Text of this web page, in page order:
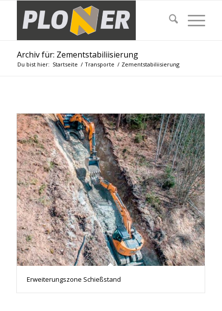
Archiv für: Zementstabiliisierung
Du bist hier: Startseite / Transporte / Zementstabiliisierung
Erweiterungszone Schießstand